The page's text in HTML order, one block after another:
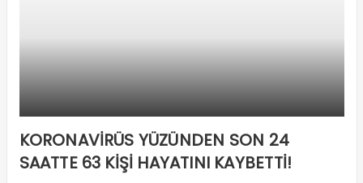
KORONAVİRÜS YÜZÜNDEN SON 24
SAATTE 63 KİŞİ HAYATINI KAYBETTİ!